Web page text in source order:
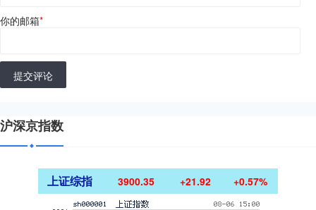
你的邮箱*
提交评论
沪深京指数
上证综指 3900.35 +21.92 +0.57%